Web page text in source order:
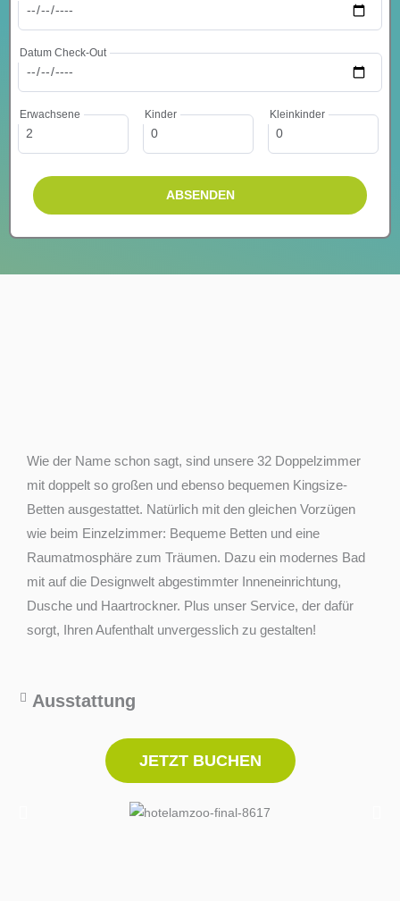
Datum Check-Out
Erwachsene Kinder Kleinkinder
Wie der Name schon sagt, sind unsere 32 Doppelzimmer
mit doppelt so großen und ebenso bequemen Kingsize-
Betten ausgestattet. Natürlich mit den gleichen Vorzügen
wie beim Einzelzimmer: Bequeme Betten und eine
Raumatmosphäre zum Träumen. Dazu ein modernes Bad
mit auf die Designwelt abgestimmter Inneneinrichtung,
Dusche und Haartrockner. Plus unser Service, der dafür
sorgt, Ihren Aufenthalt unvergesslich zu gestalten!
Ausstattung
JETZT BUCHEN